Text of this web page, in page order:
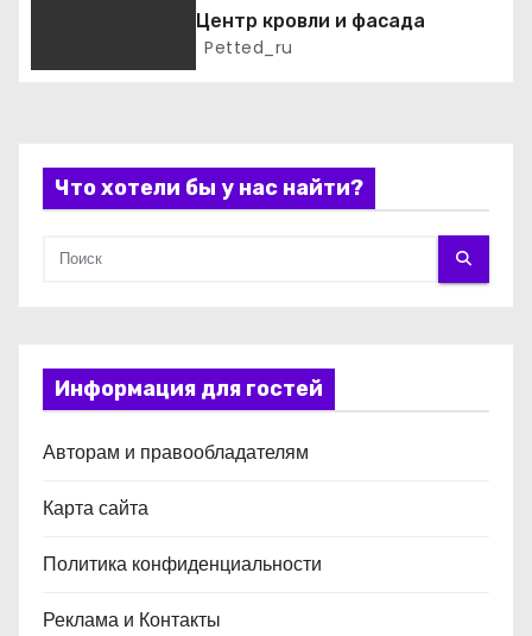
и
я
м
Центр кровли и фасада
Petted_ru
Что хотели бы у нас найти?
Информация для гостей
Авторам и правообладателям
Карта сайта
Политика конфиденциальности
Реклама и Контакты